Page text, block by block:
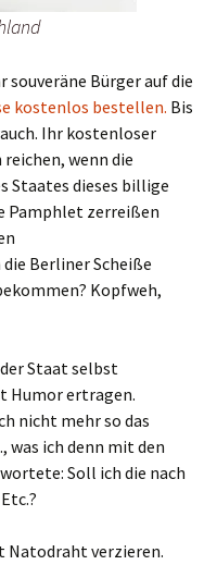
souveräne Bürger auf die
kostenlos bestellen. Bis
Ihr kostenloser
wenn die
Staates dieses billige
Pamphlet zerreißen
Berliner Scheiße
Kopfweh,
Staat selbst
Humor ertragen.
nicht mehr so das
was ich denn mit den
Soll ich die nach
Natodraht verzieren.